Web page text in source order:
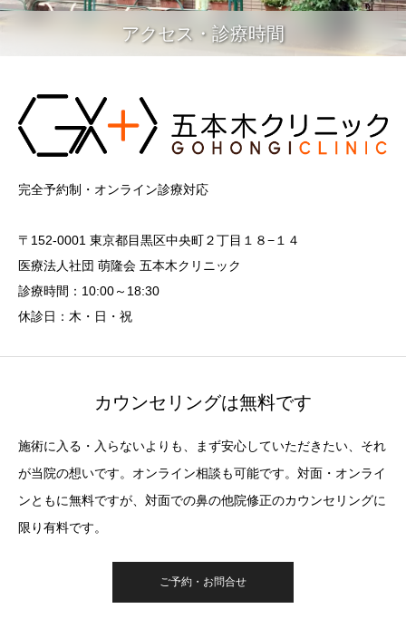
アクセス・診療時間
完全予約制・オンライン診療対応
〒152-0001 東京都目黒区中央町２丁目１８−１４
医療法人社団 萌隆会 五本木クリニック
診療時間：10:00～18:30
休診日：木・日・祝
カウンセリングは無料です
施術に入る・入らないよりも、まず安心していただきたい、それ
が当院の想いです。オンライン相談も可能です。対面・オンライ
ンともに無料ですが、対面での鼻の他院修正のカウンセリングに
限り有料です。
ご予約・お問合せ